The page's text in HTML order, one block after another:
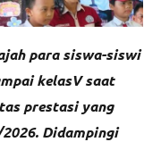
para siswa-siswi
kelasV saat
prestasi yang
Didampingi